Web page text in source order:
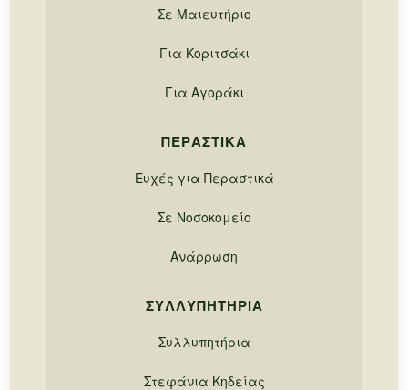
Σε Μαιευτήριο
Για Κοριτσάκι
Για Αγοράκι
ΠΕΡΑΣΤΙΚΆ
Ευχές για Περαστικά
Σε Νοσοκομείο
Ανάρρωση
ΣΥΛΛΥΠΗΤΉΡΙΑ
Συλλυπητήρια
Στεφάνια Κηδείας